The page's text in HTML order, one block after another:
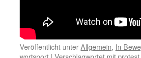
Veröffentlicht unterAllgemein, In